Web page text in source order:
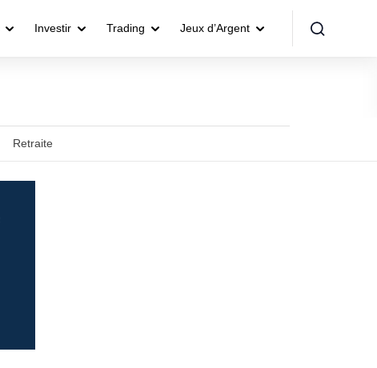
Investir Trading Jeux d’Argent
Retraite